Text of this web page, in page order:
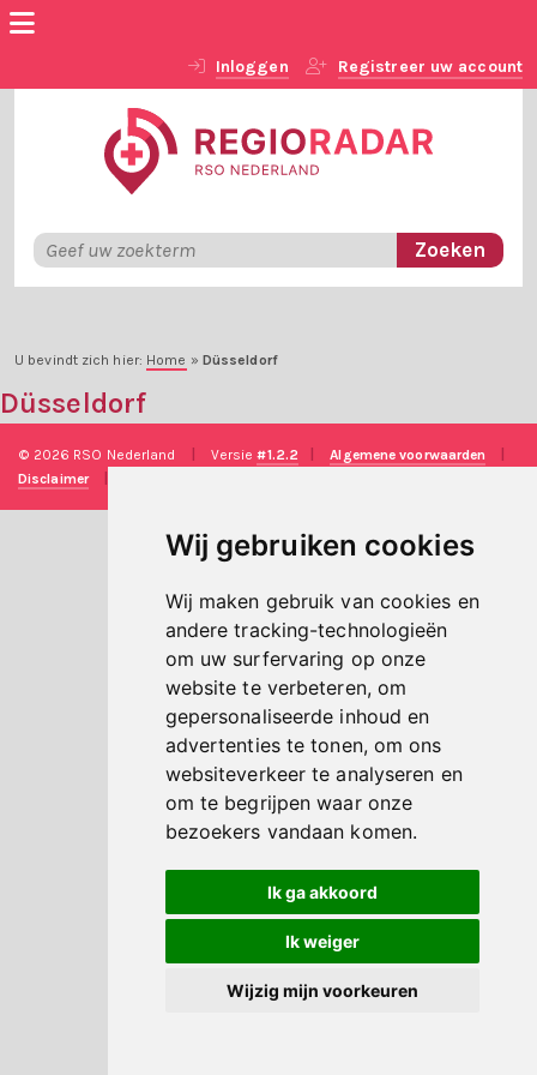
Wij gebruiken cookies
Wij maken gebruik van cookies en
andere tracking-technologieën
om uw surfervaring op onze
website te verbeteren, om
gepersonaliseerde inhoud en
advertenties te tonen, om ons
websiteverkeer te analyseren en
om te begrijpen waar onze
bezoekers vandaan komen.
Ik ga akkoord
Ik weiger
Wijzig mijn voorkeuren
Inloggen Registreer uw account
U bevindt zich hier: Home » Düsseldorf
Düsseldorf
© 2026 RSO Nederland Versie#1.2.2 Algemene voorwaarden
Disclaimer